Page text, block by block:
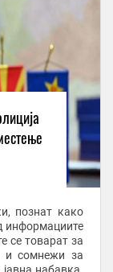
познат како
информациите
се товарат за
и сомнежи за